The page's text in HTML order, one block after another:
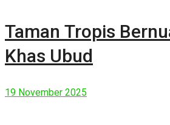
Taman Tropis
Khas Ubud
19 November 2025